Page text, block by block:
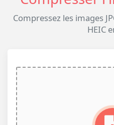
Compressez les images
HEIC